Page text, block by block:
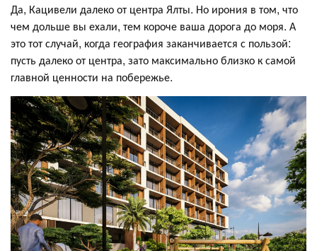
Да, Кацивели далеко от центра Ялты. Но ирония в том, что
чем дольше вы ехали, тем короче ваша дорога до моря. А
это тот случай, когда география заканчивается с пользой:
пусть далеко от центра, зато максимально близко к самой
главной ценности на побережье.